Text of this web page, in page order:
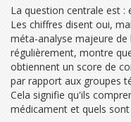
La question centrale est :
Les chiffres disent oui,
méta-analyse majeure
régulièrement, montre
obtiennent un score de
par rapport aux groupes
Cela signifie qu'ils
médicament et quels